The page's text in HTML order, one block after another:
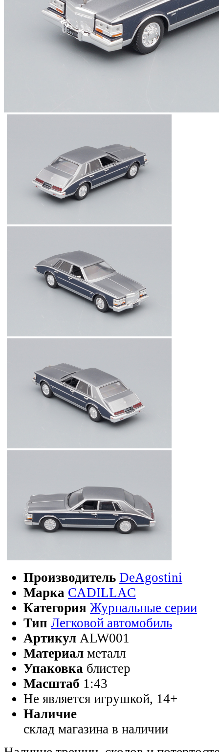
Производитель DeAgostini
Марка CADILLAC
Категория Журнальные серии
Тип Легковой автомобиль
Артикул ALW001
Материал металл
Упаковка блистер
Масштаб 1:43
Не является игрушкой, 14+
Наличие
склад магазина в наличии